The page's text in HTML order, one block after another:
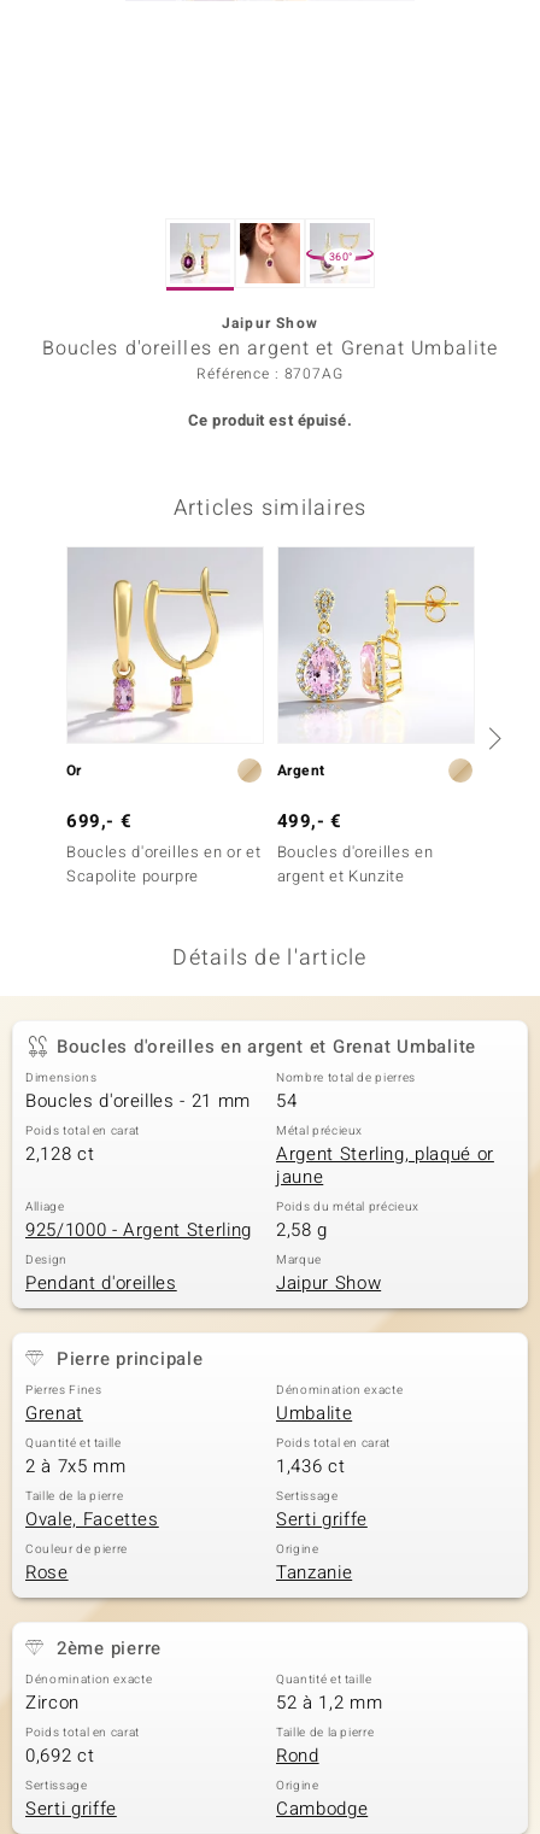
360°
Jaipur Show
Boucles d'oreilles en argent et Grenat Umbalite
Référence : 8707AG
Ce produit est épuisé.
Articles similaires
Or
699,- €
Boucles d'oreilles en or et
Scapolite pourpre
Argent
499,- €
Boucles d'oreilles en
argent et Kunzite
Détails de l'article
Boucles d'oreilles en argent et Grenat Umbalite
Dimensions
Boucles d'oreilles - 21 mm
Nombre total de pierres
54
Poids total en carat
2,128 ct
Métal précieux
Argent Sterling, plaqué or
jaune
Alliage
925/1000 - Argent Sterling
Poids du métal précieux
2,58 g
Design
Pendant d'oreilles
Marque
Jaipur Show
Pierre principale
Pierres Fines
Grenat
Dénomination exacte
Umbalite
Quantité et taille
2 à 7x5 mm
Poids total en carat
1,436 ct
Taille de la pierre
Ovale, Facettes
Sertissage
Serti griffe
Couleur de pierre
Rose
Origine
Tanzanie
2ème pierre
Dénomination exacte
Zircon
Quantité et taille
52 à 1,2 mm
Poids total en carat
0,692 ct
Taille de la pierre
Rond
Sertissage
Serti griffe
Origine
Cambodge